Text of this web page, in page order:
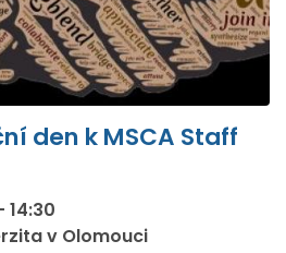
den k MSCA Staff
14:30
v Olomouci